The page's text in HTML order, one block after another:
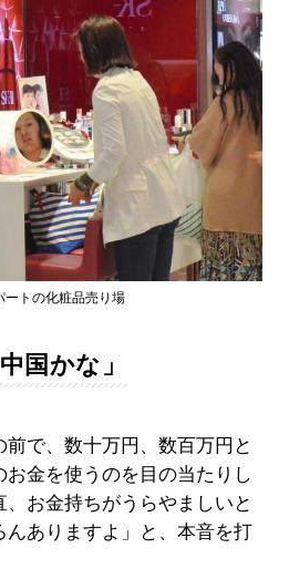
ートの化粧品売り場
国かな」
で、数十万円、数百万円と
金を使うのを目の当たりし
お金持ちがうらやましいと
ありますよ」と、本音を打